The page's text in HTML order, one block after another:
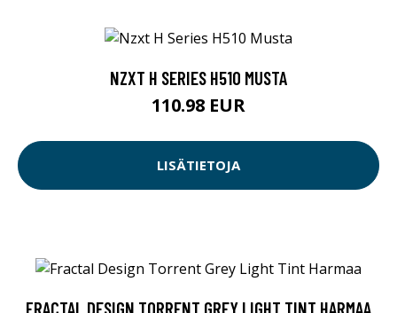
NZXT H SERIES H510 MUSTA
110.98 EUR
LISÄTIETOJA
FRACTAL DESIGN TORRENT GREY LIGHT TINT HARMAA